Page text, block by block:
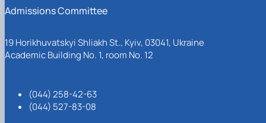
Admissions Committee
19 Horikhuvatskyi Shliakh St., Kyiv, 03041, Ukraine
Academic Building No. 1, room No. 12
(044) 258-42-63
(044) 527-83-08